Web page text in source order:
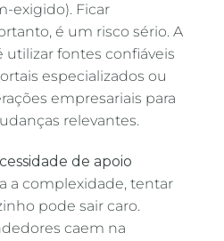
exigido). Ficar
é um risco sério. A
utilizar fontes confiáveis
especializados ou
empresariais para
relevantes.
de apoio
a complexidade, tentar
pode sair caro.
caem na